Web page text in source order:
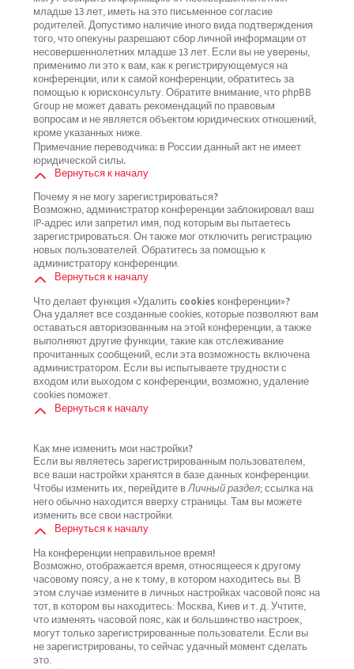
младше 13 лет, иметь на это письменное согласие
родителей. Допустимо наличие иного вида подтверждения
того, что опекуны разрешают сбор личной информации от
несовершеннолетних младше 13 лет. Если вы не уверены,
применимо ли это к вам, как к регистрирующемуся на
конференции, или к самой конференции, обратитесь за
помощью к юрисконсульту. Обратите внимание, что phpBB
Group не может давать рекомендаций по правовым
вопросам и не является объектом юридических отношений,
кроме указанных ниже.
Примечание переводчика: в России данный акт не имеет
юридической силы.
Вернуться к началу
Почему я не могу зарегистрироваться?
Возможно, администратор конференции заблокировал ваш
IP-адрес или запретил имя, под которым вы пытаетесь
зарегистрироваться. Он также мог отключить регистрацию
новых пользователей. Обратитесь за помощью к
администратору конференции.
Вернуться к началу
Что делает функция «Удалить cookies конференции»?
Она удаляет все созданные cookies, которые позволяют вам
оставаться авторизованным на этой конференции, а также
выполняют другие функции, такие как отслеживание
прочитанных сообщений, если эта возможность включена
администратором. Если вы испытываете трудности с
входом или выходом с конференции, возможно, удаление
cookies поможет.
Вернуться к началу
Как мне изменить мои настройки?
Если вы являетесь зарегистрированным пользователем,
все ваши настройки хранятся в базе данных конференции.
Чтобы изменить их, перейдите вЛичный раздел; ссылка на
него обычно находится вверху страницы. Там вы можете
изменить все свои настройки.
Вернуться к началу
На конференции неправильное время!
Возможно, отображается время, относящееся к другому
часовому поясу, а не к тому, в котором находитесь вы. В
этом случае измените в личных настройках часовой пояс на
тот, в котором вы находитесь: Москва, Киев и т. д. Учтите,
что изменять часовой пояс, как и большинство настроек,
могут только зарегистрированные пользователи. Если вы
не зарегистрированы, то сейчас удачный момент сделать
это.